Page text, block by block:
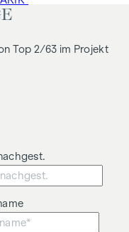
dem Vermittler und
oder
Top 2/63 im Projekt